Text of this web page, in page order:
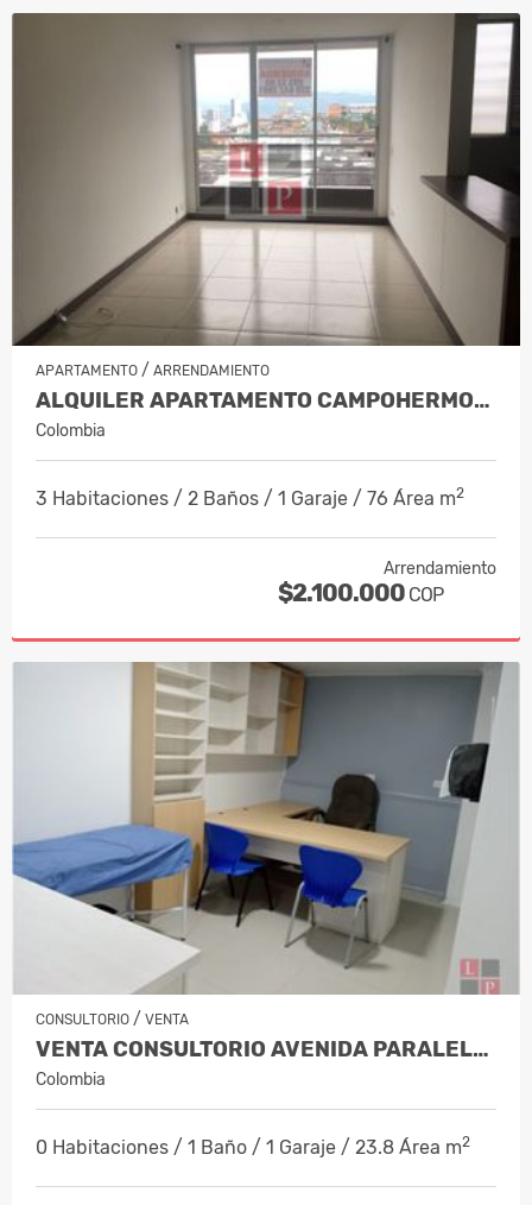
APARTAMENTO / ARRENDAMIENTO
ALQUILER APARTAMENTO CAMPOHERMOSO…
Colombia
3 Habitaciones / 2 Baños / 1 Garaje / 76 Área m2
Arrendamiento
$2.100.000 COP
CONSULTORIO / VENTA
VENTA CONSULTORIO AVENIDA PARALELA MA…
Colombia
0 Habitaciones / 1 Baño / 1 Garaje / 23.8 Área m2